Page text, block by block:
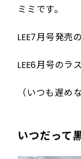
ミミです。
LEE7月号発売
LEE6月号のラ
（いつも遅め
いつだって